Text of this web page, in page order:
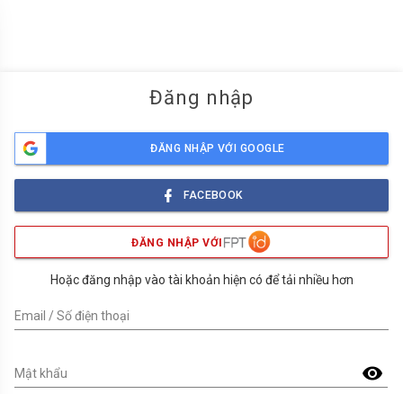
Đăng nhập
ĐĂNG NHẬP VỚI GOOGLE
FACEBOOK
ĐĂNG NHẬP VỚI
Hoặc đăng nhập vào tài khoản hiện có để tải nhiều hơn
Email / Số điện thoại
visibility
Mật khẩu